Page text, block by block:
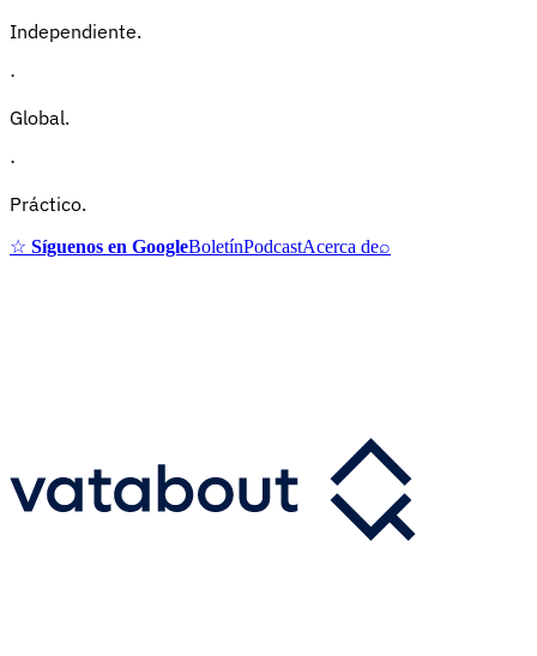
Independiente.
·
Global.
·
Práctico.
☆ Síguenos en GoogleBoletínPodcastAcerca de⌕